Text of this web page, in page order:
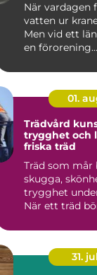
När vardagen
vatten ur
Men vid ett
en förorening...
01.
Trädvård kunskap,
trygghet och
friska träd
Träd som mår
skugga,
trygghet
När ett träd
31. jul